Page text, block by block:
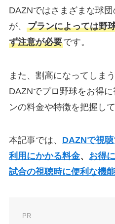
DAZNではさまざまな球
が、 プランによっては野
ず注意が必要です。
また、割高になってしま
DAZNでプロ野球をお得
ンの料金や特徴を把握し
本記事では、 DAZNで視
利用にかかる料金、 お得
試合の視聴時に便利な機能
PR